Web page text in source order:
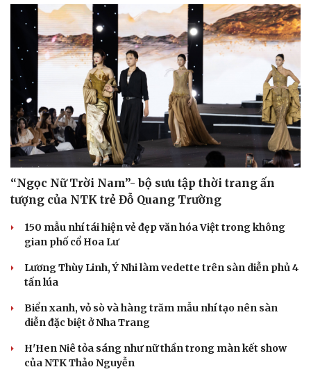
“Ngọc Nữ Trời Nam”- bộ sưu tập thời trang ấn
tượng của NTK trẻ Đỗ Quang Trường
150 mẫu nhí tái hiện vẻ đẹp văn hóa Việt trong không
gian phố cổ Hoa Lư
Lương Thùy Linh, Ý Nhi làm vedette trên sàn diễn phủ 4
tấn lúa
Biển xanh, vỏ sò và hàng trăm mẫu nhí tạo nên sàn
diễn đặc biệt ở Nha Trang
H'Hen Niê tỏa sáng như nữ thần trong màn kết show
của NTK Thảo Nguyễn